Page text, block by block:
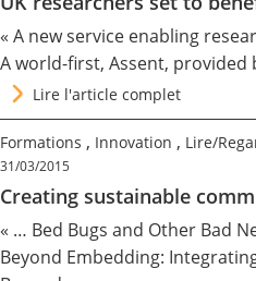
« A new service enabling
A world-first, Assent, provided
Lire l'article complet
Formations , Innovation , Lire/
31/03/2015
Creating sustainable
« … Bed Bugs and Other Bad
Beyond Embedding: